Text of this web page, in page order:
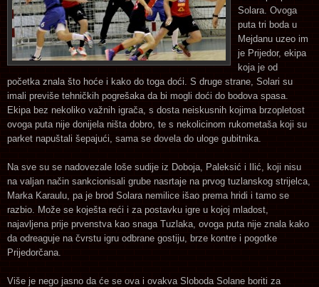
Solara. Ovoga
puta tri boda u
Mejdanu uzeo im
je Prijedor, ekipa
koja je od
početka znala što hoće i kako do toga doći. S druge strane, Solari su
imali previše tehničkih pogrešaka da bi mogli doći do bodova spasa.
Ekipa bez nekoliko važnih igrača, s dosta neiskusnih kojima brzopletost
ovoga puta nije donijela ništa dobro, te s nekolicinom rukometaša koji su
parket napuštali šepajući, sama se dovela do uloge gubitnika.
Na sve su se nadovezale loše sudije iz Doboja, Paleksić i Ilić, koji nisu
na valjan način sankcionisali grube nasrtaje na prvog tuzlanskog strijelca,
Marka Karaulu, pa je brod Solara nemilice išao prema hridi i tamo se
razbio. Može se koješta reći i za postavku igre u kojoj mladost,
najavljena prije prvenstva kao snaga Tuzlaka, ovoga puta nije znala kako
da odreaguje na čvrstu igru odbrane gostiju, brze kontre i pogotke
Prijedorčana.
Više je nego jasno da će se ova i ovakva Sloboda Solane boriti za